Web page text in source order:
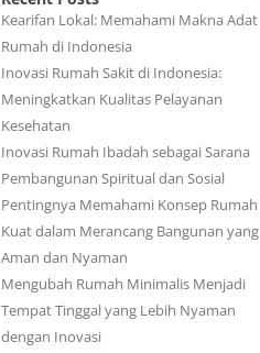
Kearifan Lokal: Memahami Makna Adat
Rumah di Indonesia
Inovasi Rumah Sakit di Indonesia:
Meningkatkan Kualitas Pelayanan
Kesehatan
Inovasi Rumah Ibadah sebagai Sarana
Pembangunan Spiritual dan Sosial
Pentingnya Memahami Konsep Rumah
Kuat dalam Merancang Bangunan yang
Aman dan Nyaman
Mengubah Rumah Minimalis Menjadi
Tempat Tinggal yang Lebih Nyaman
dengan Inovasi